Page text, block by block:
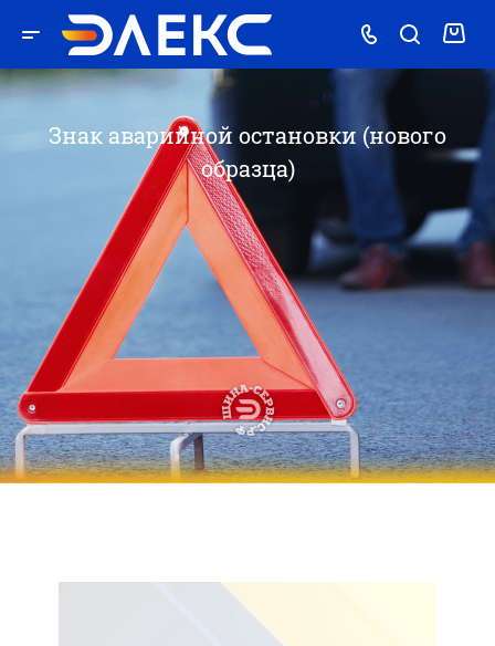
Знак аварийной остановки (нового
образца)